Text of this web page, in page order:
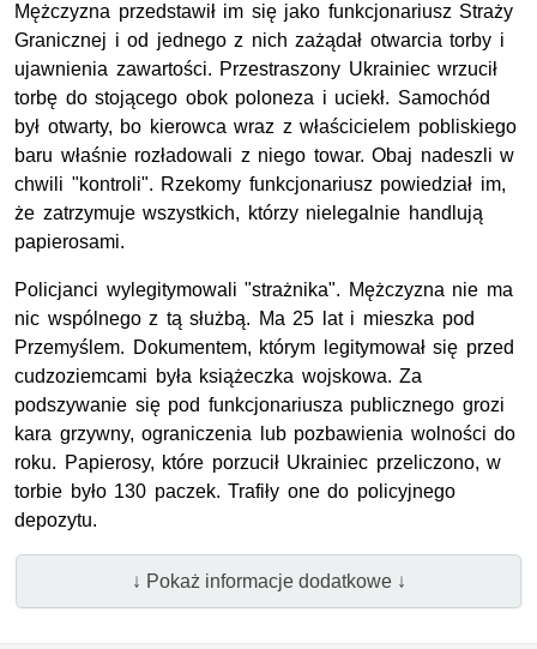
Mężczyzna przedstawił im się jako funkcjonariusz Straży
Granicznej i od jednego z nich zażądał otwarcia torby i
ujawnienia zawartości. Przestraszony Ukrainiec wrzucił
torbę do stojącego obok poloneza i uciekł. Samochód
był otwarty, bo kierowca wraz z właścicielem pobliskiego
baru właśnie rozładowali z niego towar. Obaj nadeszli w
chwili "kontroli". Rzekomy funkcjonariusz powiedział im,
że zatrzymuje wszystkich, którzy nielegalnie handlują
papierosami.
Policjanci wylegitymowali "strażnika". Mężczyzna nie ma
nic wspólnego z tą służbą. Ma 25 lat i mieszka pod
Przemyślem. Dokumentem, którym legitymował się przed
cudzoziemcami była książeczka wojskowa. Za
podszywanie się pod funkcjonariusza publicznego grozi
kara grzywny, ograniczenia lub pozbawienia wolności do
roku. Papierosy, które porzucił Ukrainiec przeliczono, w
torbie było 130 paczek. Trafiły one do policyjnego
depozytu.
↓ Pokaż informacje dodatkowe ↓